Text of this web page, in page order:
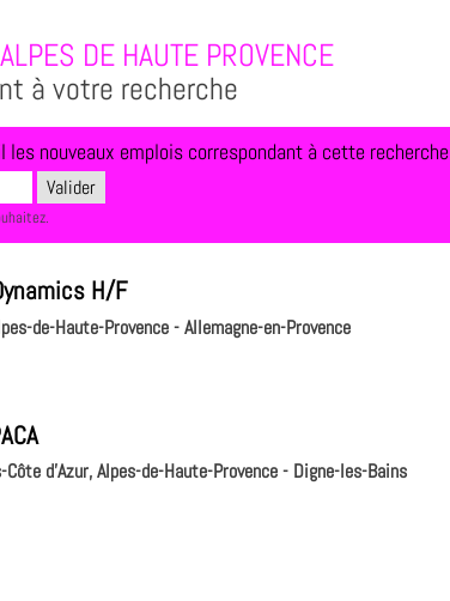
ALPES DE HAUTE PROVENCE
à votre recherche
les nouveaux emplois correspondant à cette recherche
H/F
de-Haute-Provence - Allemagne-en-Provence
Côte d'Azur, Alpes-de-Haute-Provence - Digne-les-Bains